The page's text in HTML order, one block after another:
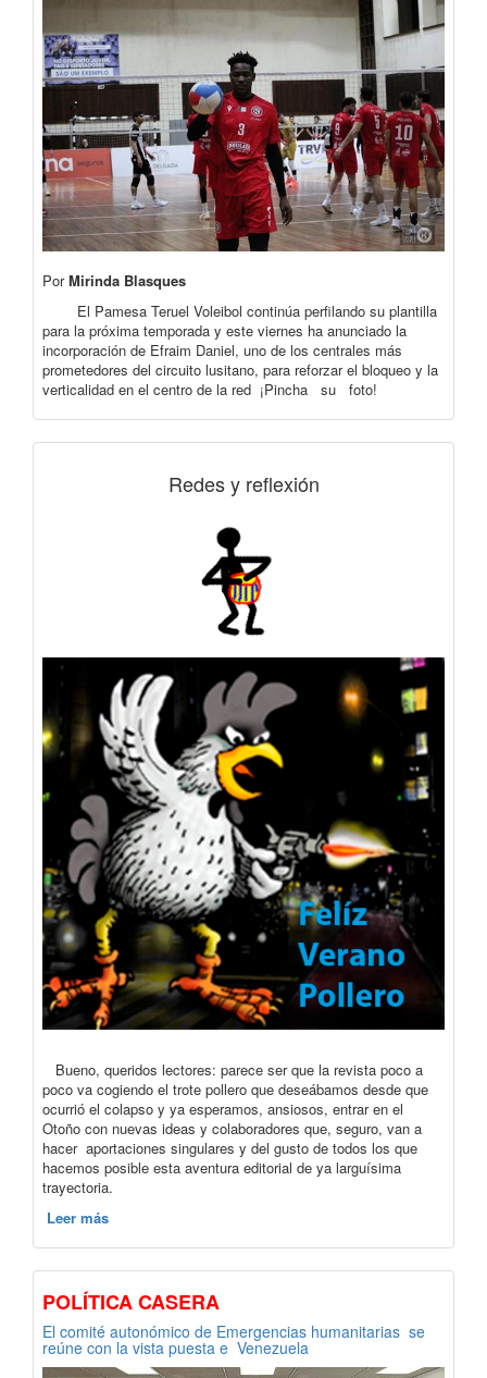
PorMirinda Blasques
El Pamesa Teruel Voleibol continúa perfilando su plantilla
para la próxima temporada y este viernes ha anunciado la
incorporación de Efraim Daniel, uno de los centrales más
prometedores del circuito lusitano, para reforzar el bloqueo y la
verticalidad en el centro de la red ¡Pincha su foto!
Redes y reflexión
Bueno, queridos lectores: parece ser que la revista poco a
poco va cogiendo el trote pollero que deseábamos desde que
ocurrió el colapso y ya esperamos, ansiosos, entrar en el
Otoño con nuevas ideas y colaboradores que, seguro, van a
hacer aportaciones singulares y del gusto de todos los que
hacemos posible esta aventura editorial de ya larguísima
trayectoria.
Leer más
POLÍTICA CASERA
El comité autonómico de Emergencias humanitarias se
reúne con la vista puesta e Venezuela